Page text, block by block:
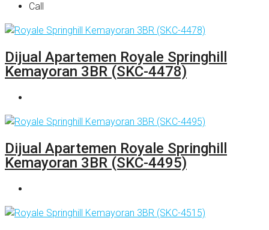
Call
Dijual Apartemen Royale Springhill
Kemayoran 3BR (SKC-4478)
Dijual Apartemen Royale Springhill
Kemayoran 3BR (SKC-4495)